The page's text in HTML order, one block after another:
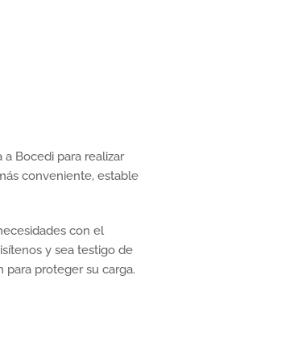
a Bocedi para realizar
conveniente, estable
con el
y sea testigo de
para proteger su carga.